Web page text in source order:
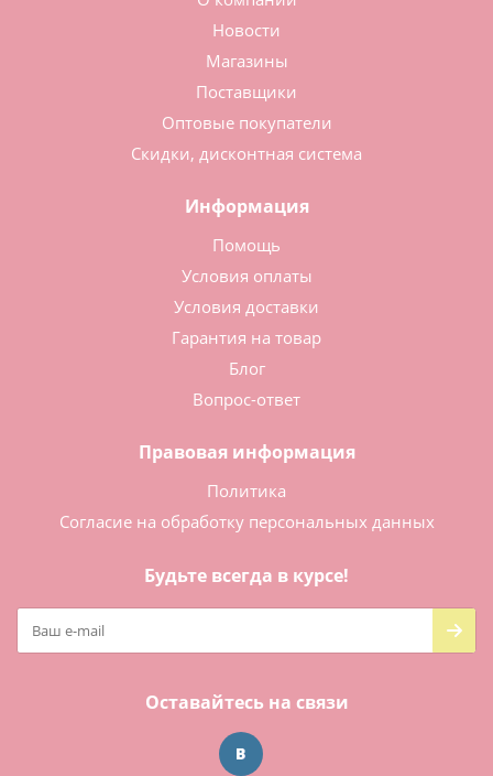
Новости
Магазины
Поставщики
Оптовые покупатели
Скидки, дисконтная система
Информация
Помощь
Условия оплаты
Условия доставки
Гарантия на товар
Блог
Вопрос-ответ
Правовая информация
Политика
Согласие на обработку персональных данных
Будьте всегда в курсе!
Оставайтесь на связи